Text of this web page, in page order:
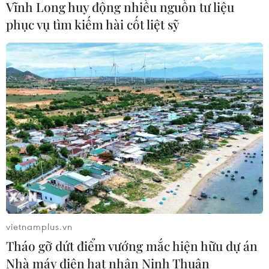
04/08/2026 11:56
UBS bị phạt 125 triệu USD vì vi phạm
luật chống rửa tiền
04/08/2026 04:58
Xem thêm
CƠ QUAN CHỦ QUẢN: THÔNG TẤN XÃ VIỆT NAM
Tổng Biên tập: TRẦN TIẾN DUẨN
Vĩnh Long huy động nhiều nguồn tư liệu
phục vụ tìm kiếm hài cốt liệt sỹ
vietnamplus.vn
Tháo gỡ dứt điểm vướng mắc hiện hữu dự án
Nhà máy điện hạt nhân Ninh Thuận